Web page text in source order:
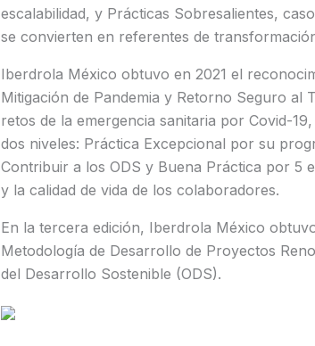
escalabilidad, y Prácticas Sobresalientes,
se convierten en referentes de
Iberdrola México obtuvo en 2021 el
Mitigación de Pandemia y Retorno Seguro al
retos de la emergencia sanitaria por Covid-
dos niveles: Práctica Excepcional por su
Contribuir a los ODS y Buena Práctica por 5
y la calidad de vida de los colaboradores.
En la tercera edición, Iberdrola México
Metodología de Desarrollo de Proyectos
del Desarrollo Sostenible (ODS).